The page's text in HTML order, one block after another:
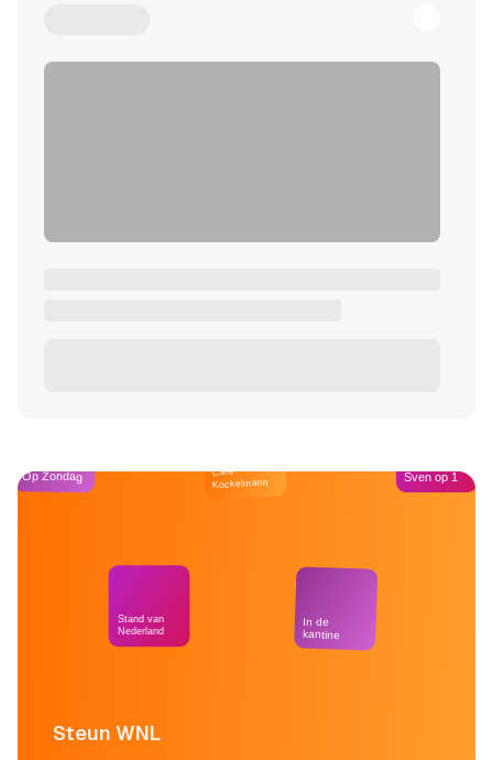
Steun WNL
Op Zondag
Stand van
Nederland
Café
Kockelmann
In de
kantine
Sven op 1